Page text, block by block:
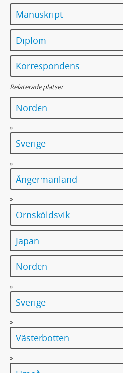
Manuskript
Diplom
Korrespondens
Relaterade platser
Norden
»
Sverige
»
Ångermanland
»
Örnsköldsvik
Japan
Norden
»
Sverige
»
Västerbotten
»